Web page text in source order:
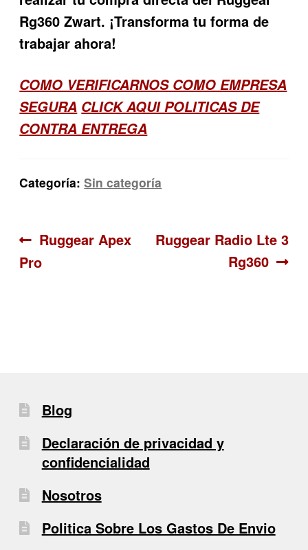
Rg360 Zwart. ¡Transforma tu forma de
trabajar ahora!
COMO VERIFICARNOS COMO EMPRESA
SEGURA CLICK AQUI POLITICAS DE
CONTRA ENTREGA
Categoría:Sin categoría
Navegación
de
Anterior:
Ruggear Apex
Pro
Siguiente:
Ruggear Radio Lte 3
Rg360
Blog
Declaración de privacidad y
confidencialidad
Nosotros
Politica Sobre Los Gastos De Envio